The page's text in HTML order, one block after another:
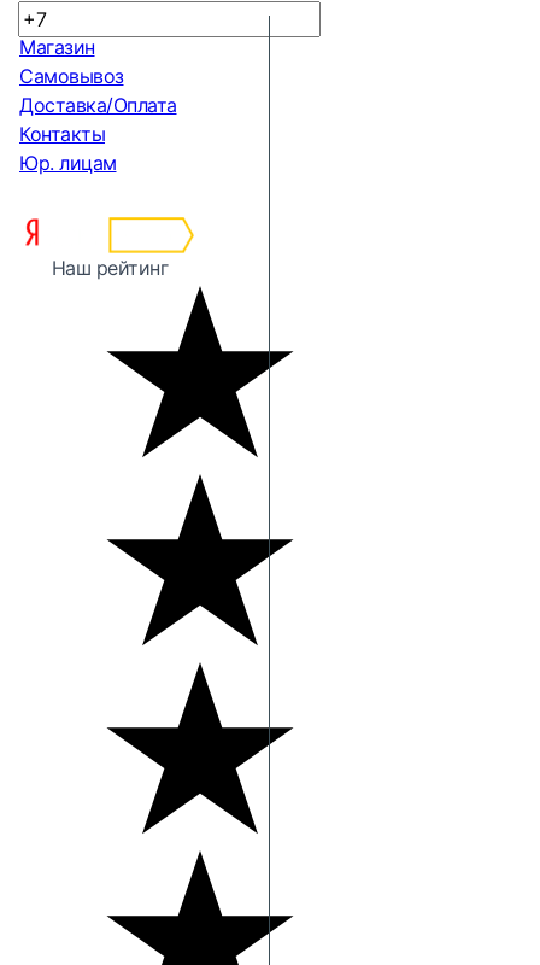
Магазин
Самовывоз
Доставка/Оплата
Контакты
Юр. лицам
Наш рейтинг